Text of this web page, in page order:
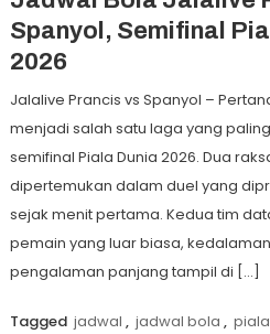
Spanyol, Semifinal
2026
Jalalive Prancis vs Spanyol –
menjadi salah satu laga yang
semifinal Piala Dunia 2026. Dua
dipertemukan dalam duel yang
sejak menit pertama. Kedua tim
pemain yang luar biasa,
pengalaman panjang tampil di […]
Tagged jadwal , jadwal bola ,